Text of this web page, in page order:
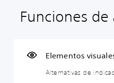
Funciones de
Elementos
Alternativas de
A
l
r
a
A
u
o
o
S
u
í
u
R
e
i
n
T
r
s
r